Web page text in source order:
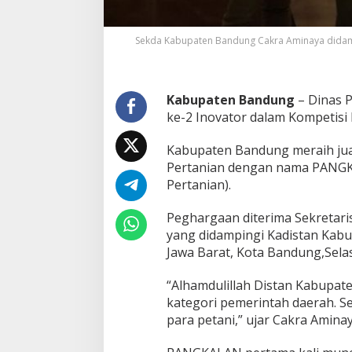
e
n
l
A
l
t
P
t
a
n
i
n
K
e
l
Sekda Kabupaten Bandung Cakra Aminaya
Kabupaten Bandung – Dinas
ke-2 Inovator dalam Kompetisi
Kabupaten Bandung meraih
Pertanian dengan nama
Pertanian).
Peghargaan diterima
yang didampingi Kadistan
Jawa Barat, Kota
“Alhamdulillah Distan
kategori pemerintah daerah.
para petani,” ujar Cakra